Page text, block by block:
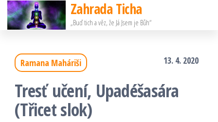
Přeskočit
na
Zahrada Ticha
„Buď tich a věz, že Já Jsem je Bůh“
Ramana Maháriši 13. 4. 2020
Tresť učení, Upadéšasára
(Třicet slok)